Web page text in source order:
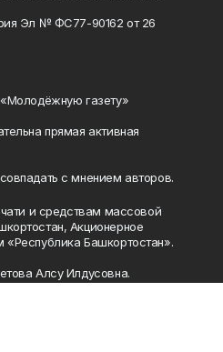
Эл № ФС77-90162 от 26
газету»
прямая активная
с мнением авторов.
и средствам массовой
Акционерное
Башкортостан».
Алсу Илдусовна.